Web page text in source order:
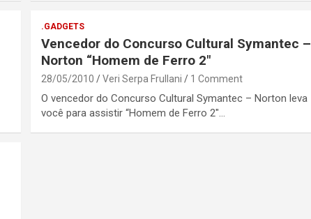
.GADGETS
Vencedor do Concurso Cultural Symantec –
Norton “Homem de Ferro 2″
28/05/2010 Veri Serpa Frullani 1 Comment
O vencedor do Concurso Cultural Symantec – Norton leva
você para assistir “Homem de Ferro 2″…